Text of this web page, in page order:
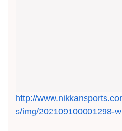
http://
s/img/202109100001298-